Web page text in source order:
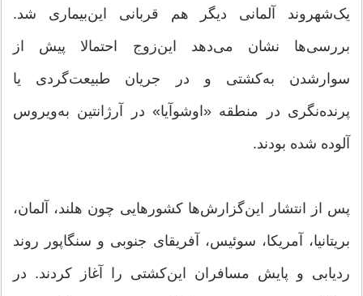
یک‌شهروند آلمانی دیگر هم قربانی این‌بیماری شد.
بررسی‌ها نشان می‌دهد این‌زوج احتمالا پیش از
سوارشدن به‌کشتی و در جریان طبیعت‌گردی یا
پرنده‌نگری در منطقه «اوشوآیا» در آرژانتین به‌ویروس
آلوده شده بودند.
پس از انتشار این‌گزارش‌ها کشورهایی چون هلند، آلمان،
بریتانیا، آمریکا، سوئیس، آفریقای جنوبی و سنگاپور روند
ردیابی و پایش مسافران این‌کشتی را آغاز کردند. در